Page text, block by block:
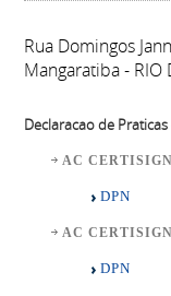
Rua Domingos
Mangaratiba - RIO
Declaracao de
AC
DPN
AC
DPN